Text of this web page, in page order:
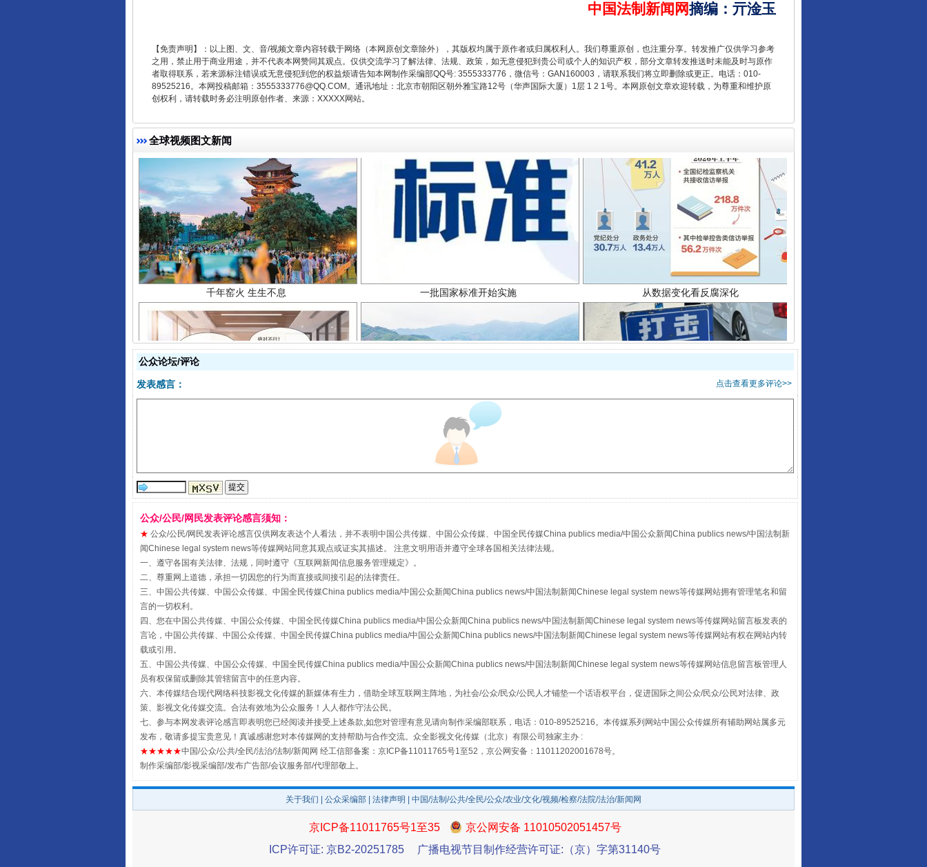
中国法制新闻网摘编 ： 亓淦玉
【免责声明】：以上图、文、音/视频文章内容转载于网络（本网原创文章除外），其版权均属于原作者或归属权利人。我们尊重原创，也注重分享。转发推广仅供学习参考
之用，禁止用于商业用途，并不代表本网赞同其观点。仅供交流学习了解法律、法规、政策，如无意侵犯到贵公司或个人的知识产权，部分文章转发推送时未能及时与原作
者取得联系，若来源标注错误或无意侵犯到您的权益烦请告知本网制作采编部QQ号: 3555333776，微信号：GAN160003，请联系我们将立即删除或更正。电话：010-
89525216。本网投稿邮箱：3555333776@QQ.COM。通讯地址：北京市朝阳区朝外雅宝路12号（华声国际大厦）1层 1 2 1号。本网原创文章欢迎转载，为尊重和维护原
创权利，请转载时务必注明原创作者、来源：XXXXX网站。
全球视频图文新闻
千年窑火 生生不息 一批国家标准开始实施 从数据变化看反腐深化
酒驾未被当场查获能处罚吗
受贿1.44亿！段成刚被判无期
全民健身五年计划来了！等你上场 事关残疾人未来5年
公众论坛/评论
点击查看更多评论>>
发表感言：
公众/公民/网民发表评论感言须知：
★ 公众/公民/网民发表评论感言仅供网友表达个人看法，并不表明中国公共传媒、中国公众传媒、中国全民传媒China publics media/中国公众新闻China publics news/中国法制新
闻Chinese legal system news等传媒网站同意其观点或证实其描述。 注意文明用语并遵守全球各国相关法律法规。
一、遵守各国有关法律、法规，同时遵守《互联网新闻信息服务管理规定》。
二、尊重网上道德，承担一切因您的行为而直接或间接引起的法律责任。
三、中国公共传媒、中国公众传媒、中国全民传媒China publics media/中国公众新闻China publics news/中国法制新闻Chinese legal system news等传媒网站拥有管理笔名和留
言的一切权利。
四、您在中国公共传媒、中国公众传媒、中国全民传媒China publics media/中国公众新闻China publics news/中国法制新闻Chinese legal system news等传媒网站留言板发表的
言论，中国公共传媒、中国公众传媒、中国全民传媒China publics media/中国公众新闻China publics news/中国法制新闻Chinese legal system news等传媒网站有权在网站内转
载或引用。
五、中国公共传媒、中国公众传媒、中国全民传媒China publics media/中国公众新闻China publics news/中国法制新闻Chinese legal system news等传媒网站信息留言板管理人
员有权保留或删除其管辖留言中的任意内容。
六、本传媒结合现代网络科技影视文化传媒的新媒体有生力，借助全球互联网主阵地，为社会/公众/民众/公民人才铺垫一个话语权平台，促进国际之间公众/民众/公民对法律、政
策、影视文化传媒交流。合法有效地为公众服务！人人都作守法公民。
七、参与本网发表评论感言即表明您已经阅读并接受上述条款,如您对管理有意见请向制作采编部联系，电话：010-89525216。本传媒系列网站中国公众传媒所有辅助网站属多元
发布，敬请多提宝贵意见！真诚感谢您对本传媒网的支持帮助与合作交流。众全影视文化传媒（北京）有限公司独家主办 :
★★★★★中国/公众/公共/全民/法治/法制/新闻网 经工信部备案：京ICP备11011765号1至52，京公网安备：11011202001678号。
制作采编部/影视采编部/发布广告部/会议服务部/代理部敬上。
关于我们 公众采编部 法律声明 | 中国/法制/公共/全民/公众/农业/文化/视频/检察/法院/法治/新闻网
京ICP备11011765号1至35
京公网安备 11010502051457号
ICP许可证: 京B2-20251785
广播电视节目制作经营许可证:（京）字第31140号